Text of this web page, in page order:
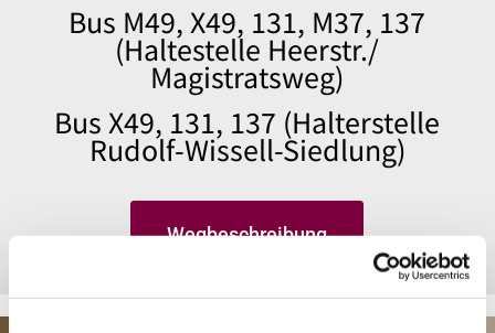
Bus M49, X49, 131, M37, 137
(Haltestelle Heerstr./
Magistratsweg)
Bus X49, 131, 137 (Halterstelle
Rudolf-Wissell-Siedlung)
Wegbeschreibung